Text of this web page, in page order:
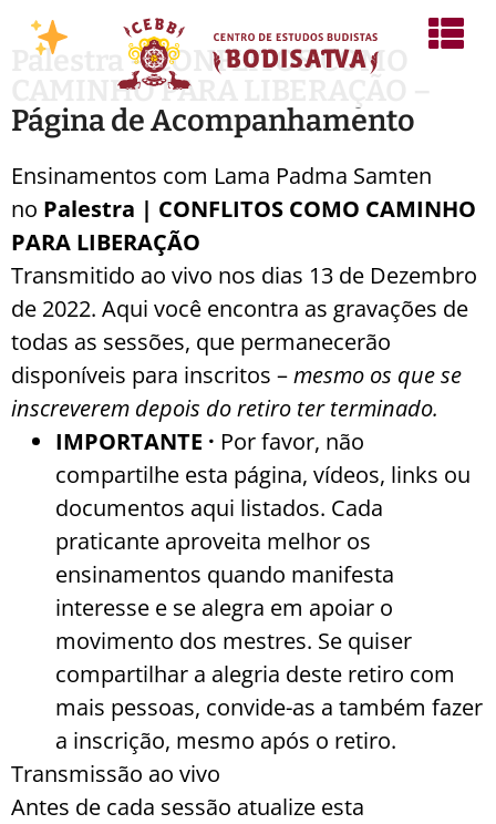
Palestra – CONFLITOS COMO
CAMINHO PARA LIBERAÇÃO –
Página de Acompanhamento
Ensinamentos com Lama Padma Samten
no Palestra | CONFLITOS COMO CAMINHO
PARA LIBERAÇÃO
Transmitido ao vivo nos dias 13 de Dezembro
de 2022. Aqui você encontra as gravações de
todas as sessões, que permanecerão
disponíveis para inscritos –mesmo os que se
inscreverem depois do retiro ter terminado.
IMPORTANTE · Por favor, não
compartilhe esta página, vídeos, links ou
documentos aqui listados. Cada
praticante aproveita melhor os
ensinamentos quando manifesta
interesse e se alegra em apoiar o
movimento dos mestres. Se quiser
compartilhar a alegria deste retiro com
mais pessoas, convide-as a também fazer
a inscrição, mesmo após o retiro.
Transmissão ao vivo
Antes de cada sessão atualize esta